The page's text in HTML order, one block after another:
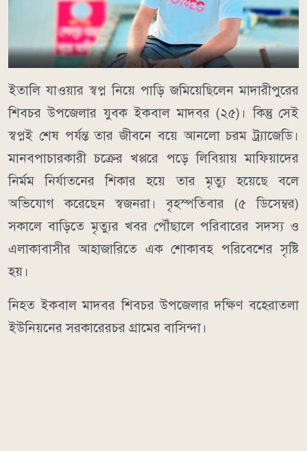
ইতালি যাওয়ার স্বপ্ন নিয়ে পাড়ি জমিয়েছিলেন মাদারীপুরের
শিবচর উপজেলার যুবক ইকবাল মাদবর (২৫)। কিন্তু সেই
স্বপ্নই শেষ পর্যন্ত তার জীবনে বয়ে আনলো চরম ট্র্যাজেডি।
মানবপাচারকারী চক্রের খপ্পরে পড়ে লিবিয়ায় মাফিয়াদের
নির্মম নির্যাতনের শিকার হয়ে তার মৃত্যু হয়েছে বলে
অভিযোগ করেছেন স্বজনরা। বৃহস্পতিবার (৫ ডিসেম্বর)
সকালে বাড়িতে মৃত্যুর খবর পৌঁছালে পরিবারের সদস্য ও
এলাকাবাসীর আহাজারিতে এক শোকাবহ পরিবেশের সৃষ্টি
হয়।
নিহত ইকবাল মাদবর শিবচর উপজেলার দক্ষিণ বহেরাতলা
ইউনিয়নের সরকারেরচর গ্রামের বাসিন্দা।